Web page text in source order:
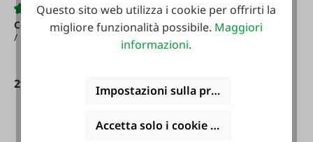
selvatici a 100 metri
Contenuto:100 m (2,99 €
/ 1 m)
299,00 €*
50 metri
Contenuto:50 m(2,90 € /
145,00 €*
Questo sito web utilizza i cookie per offrirti la
migliore funzionalità possibile. Maggiori
informazioni.
Impostazioni sulla privacy
Accetta solo i cookie funzionali